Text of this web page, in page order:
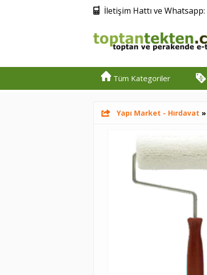
İletişim Hattı ve Whatsapp:
Tüm Kategoriler
Yapı Market - Hırdavat »